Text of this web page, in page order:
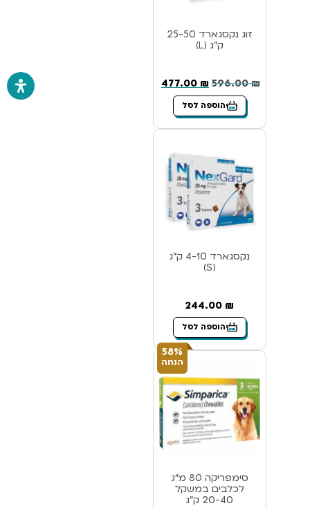
זוג נקסגארד 25-50
ק”ג (L)
596.00₪
477.00 ₪
הוספה לסל
נקסגארד 4-10 ק”ג
(S)
244.00 ₪
הוספה לסל
58%
הנחה
סימפריקה 80 מ”ג
לכלבים במשקל
20-40 ק”ג